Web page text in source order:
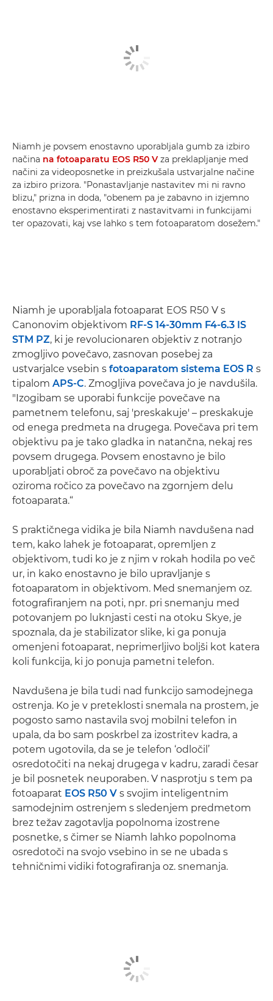
Niamh je povsem enostavno uporabljala gumb za izbiro
načina na fotoaparatu EOS R50 V za preklapljanje med
načini za videoposnetke in preizkušala ustvarjalne načine
za izbiro prizora. "Ponastavljanje nastavitev mi ni ravno
blizu," prizna in doda, "obenem pa je zabavno in izjemno
enostavno eksperimentirati z nastavitvami in funkcijami
ter opazovati, kaj vse lahko s tem fotoaparatom dosežem."
Niamh je uporabljala fotoaparat EOS R50 V s
Canonovim objektivom RF-S 14-30mm F4-6.3 IS
STM PZ, ki je revolucionaren objektiv z notranjo
zmogljivo povečavo, zasnovan posebej za
ustvarjalce vsebin s fotoaparatom sistema EOS R s
tipalom APS-C. Zmogljiva povečava jo je navdušila.
"Izogibam se uporabi funkcije povečave na
pametnem telefonu, saj 'preskakuje' – preskakuje
od enega predmeta na drugega. Povečava pri tem
objektivu pa je tako gladka in natančna, nekaj res
povsem drugega. Povsem enostavno je bilo
uporabljati obroč za povečavo na objektivu
oziroma ročico za povečavo na zgornjem delu
fotoaparata.“
S praktičnega vidika je bila Niamh navdušena nad
tem, kako lahek je fotoaparat, opremljen z
objektivom, tudi ko je z njim v rokah hodila po več
ur, in kako enostavno je bilo upravljanje s
fotoaparatom in objektivom. Med snemanjem oz.
fotografiranjem na poti, npr. pri snemanju med
potovanjem po luknjasti cesti na otoku Skye, je
spoznala, da je stabilizator slike, ki ga ponuja
omenjeni fotoaparat, neprimerljivo boljši kot katera
koli funkcija, ki jo ponuja pametni telefon.
Navdušena je bila tudi nad funkcijo samodejnega
ostrenja. Ko je v preteklosti snemala na prostem, je
pogosto samo nastavila svoj mobilni telefon in
upala, da bo sam poskrbel za izostritev kadra, a
potem ugotovila, da se je telefon ‘odločil’
osredotočiti na nekaj drugega v kadru, zaradi česar
je bil posnetek neuporaben. V nasprotju s tem pa
fotoaparat EOS R50 V s svojim inteligentnim
samodejnim ostrenjem s sledenjem predmetom
brez težav zagotavlja popolnoma izostrene
posnetke, s čimer se Niamh lahko popolnoma
osredotoči na svojo vsebino in se ne ubada s
tehničnimi vidiki fotografiranja oz. snemanja.